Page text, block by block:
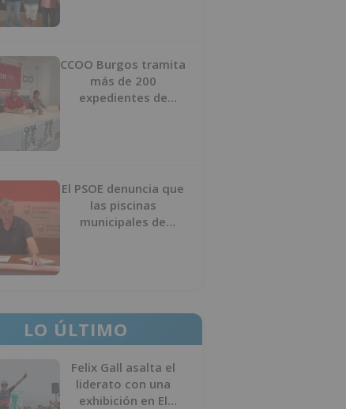
CCOO Burgos tramita
más de 200
expedientes de
El PSOE denuncia que
las piscinas
municipales de
LO ÚLTIMO
Felix Gall asalta el
liderato con una
exhibición en El